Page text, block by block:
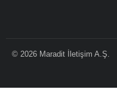
© 2026 Maradit İletişim A.Ş.